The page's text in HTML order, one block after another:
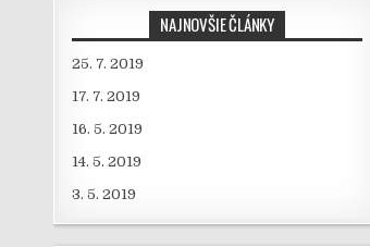
NAJNOVŠIE ČLÁNKY
25. 7. 2019
17. 7. 2019
16. 5. 2019
14. 5. 2019
3. 5. 2019